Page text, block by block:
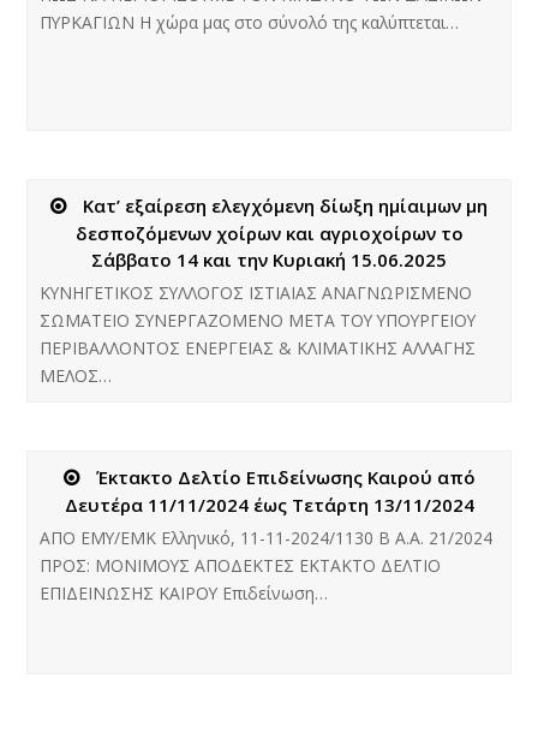
ΠΥΡΚΑΓΙΩΝ Η χώρα μας στο σύνολό της καλύπτεται…
Κατ’ εξαίρεση ελεγχόμενη δίωξη ημίαιμων μη
δεσποζόμενων χοίρων και αγριοχοίρων το
Σάββατο 14 και την Κυριακή 15.06.2025
ΚΥΝΗΓΕΤΙΚΟΣ ΣΥΛΛΟΓΟΣ ΙΣΤΙΑΙΑΣ ΑΝΑΓΝΩΡΙΣΜΕΝΟ
ΣΩΜΑΤΕΙΟ ΣΥΝΕΡΓΑΖΟΜΕΝΟ ΜΕΤΑ ΤΟΥ ΥΠΟΥΡΓΕΙΟΥ
ΠΕΡΙΒΑΛΛΟΝΤΟΣ ΕΝΕΡΓΕΙΑΣ & ΚΛΙΜΑΤΙΚΗΣ ΑΛΛΑΓΗΣ
ΜΕΛΟΣ…
Έκτακτο Δελτίο Επιδείνωσης Καιρού από
Δευτέρα 11/11/2024 έως Τετάρτη 13/11/2024
ΑΠΟ ΕΜΥ/ΕΜΚ Ελληνικό, 11-11-2024/1130 B Α.Α. 21/2024
ΠΡΟΣ: ΜΟΝΙΜΟΥΣ ΑΠΟΔΕΚΤΕΣ ΕΚΤΑΚΤΟ ΔΕΛΤΙΟ
ΕΠΙΔΕΙΝΩΣΗΣ ΚΑΙΡΟΥ Επιδείνωση…